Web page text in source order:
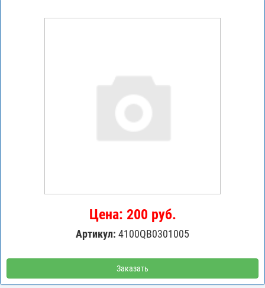
Цена: 200 руб.
Артикул: 4100QB0301005
Заказать